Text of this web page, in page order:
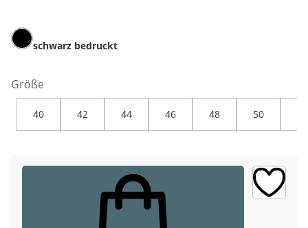
schwarz bedruckt
Größe
40 42 44 46 48 50